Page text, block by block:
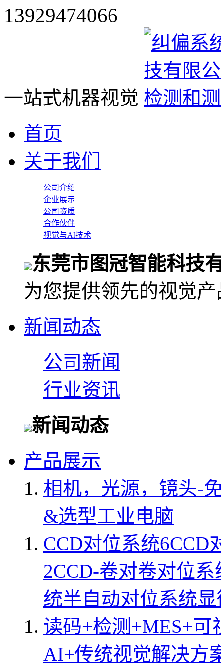
13929474066
一站式机器视觉
首页
关于我们
公司介绍
企业展示
公司资质
合作伙伴
视觉与AI技术
东莞市图冠智能科技
为您提供领先的视觉
新闻动态
公司新闻
行业资讯
新闻动态
产品展示
相机，光源，镜头-
&选型工业电脑
CCD对位系统6CCD
2CCD-卷对卷对位系
统半自动对位系统
读码+检测+MES+可
AI+传统视觉解决方